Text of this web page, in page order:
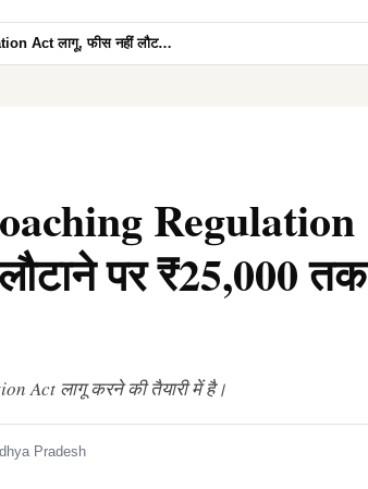
Act लागू, फीस नहीं लौट…
Regulation
पर ₹25,000 तक
Act लागू करने की तैयारी में है।
Pradesh